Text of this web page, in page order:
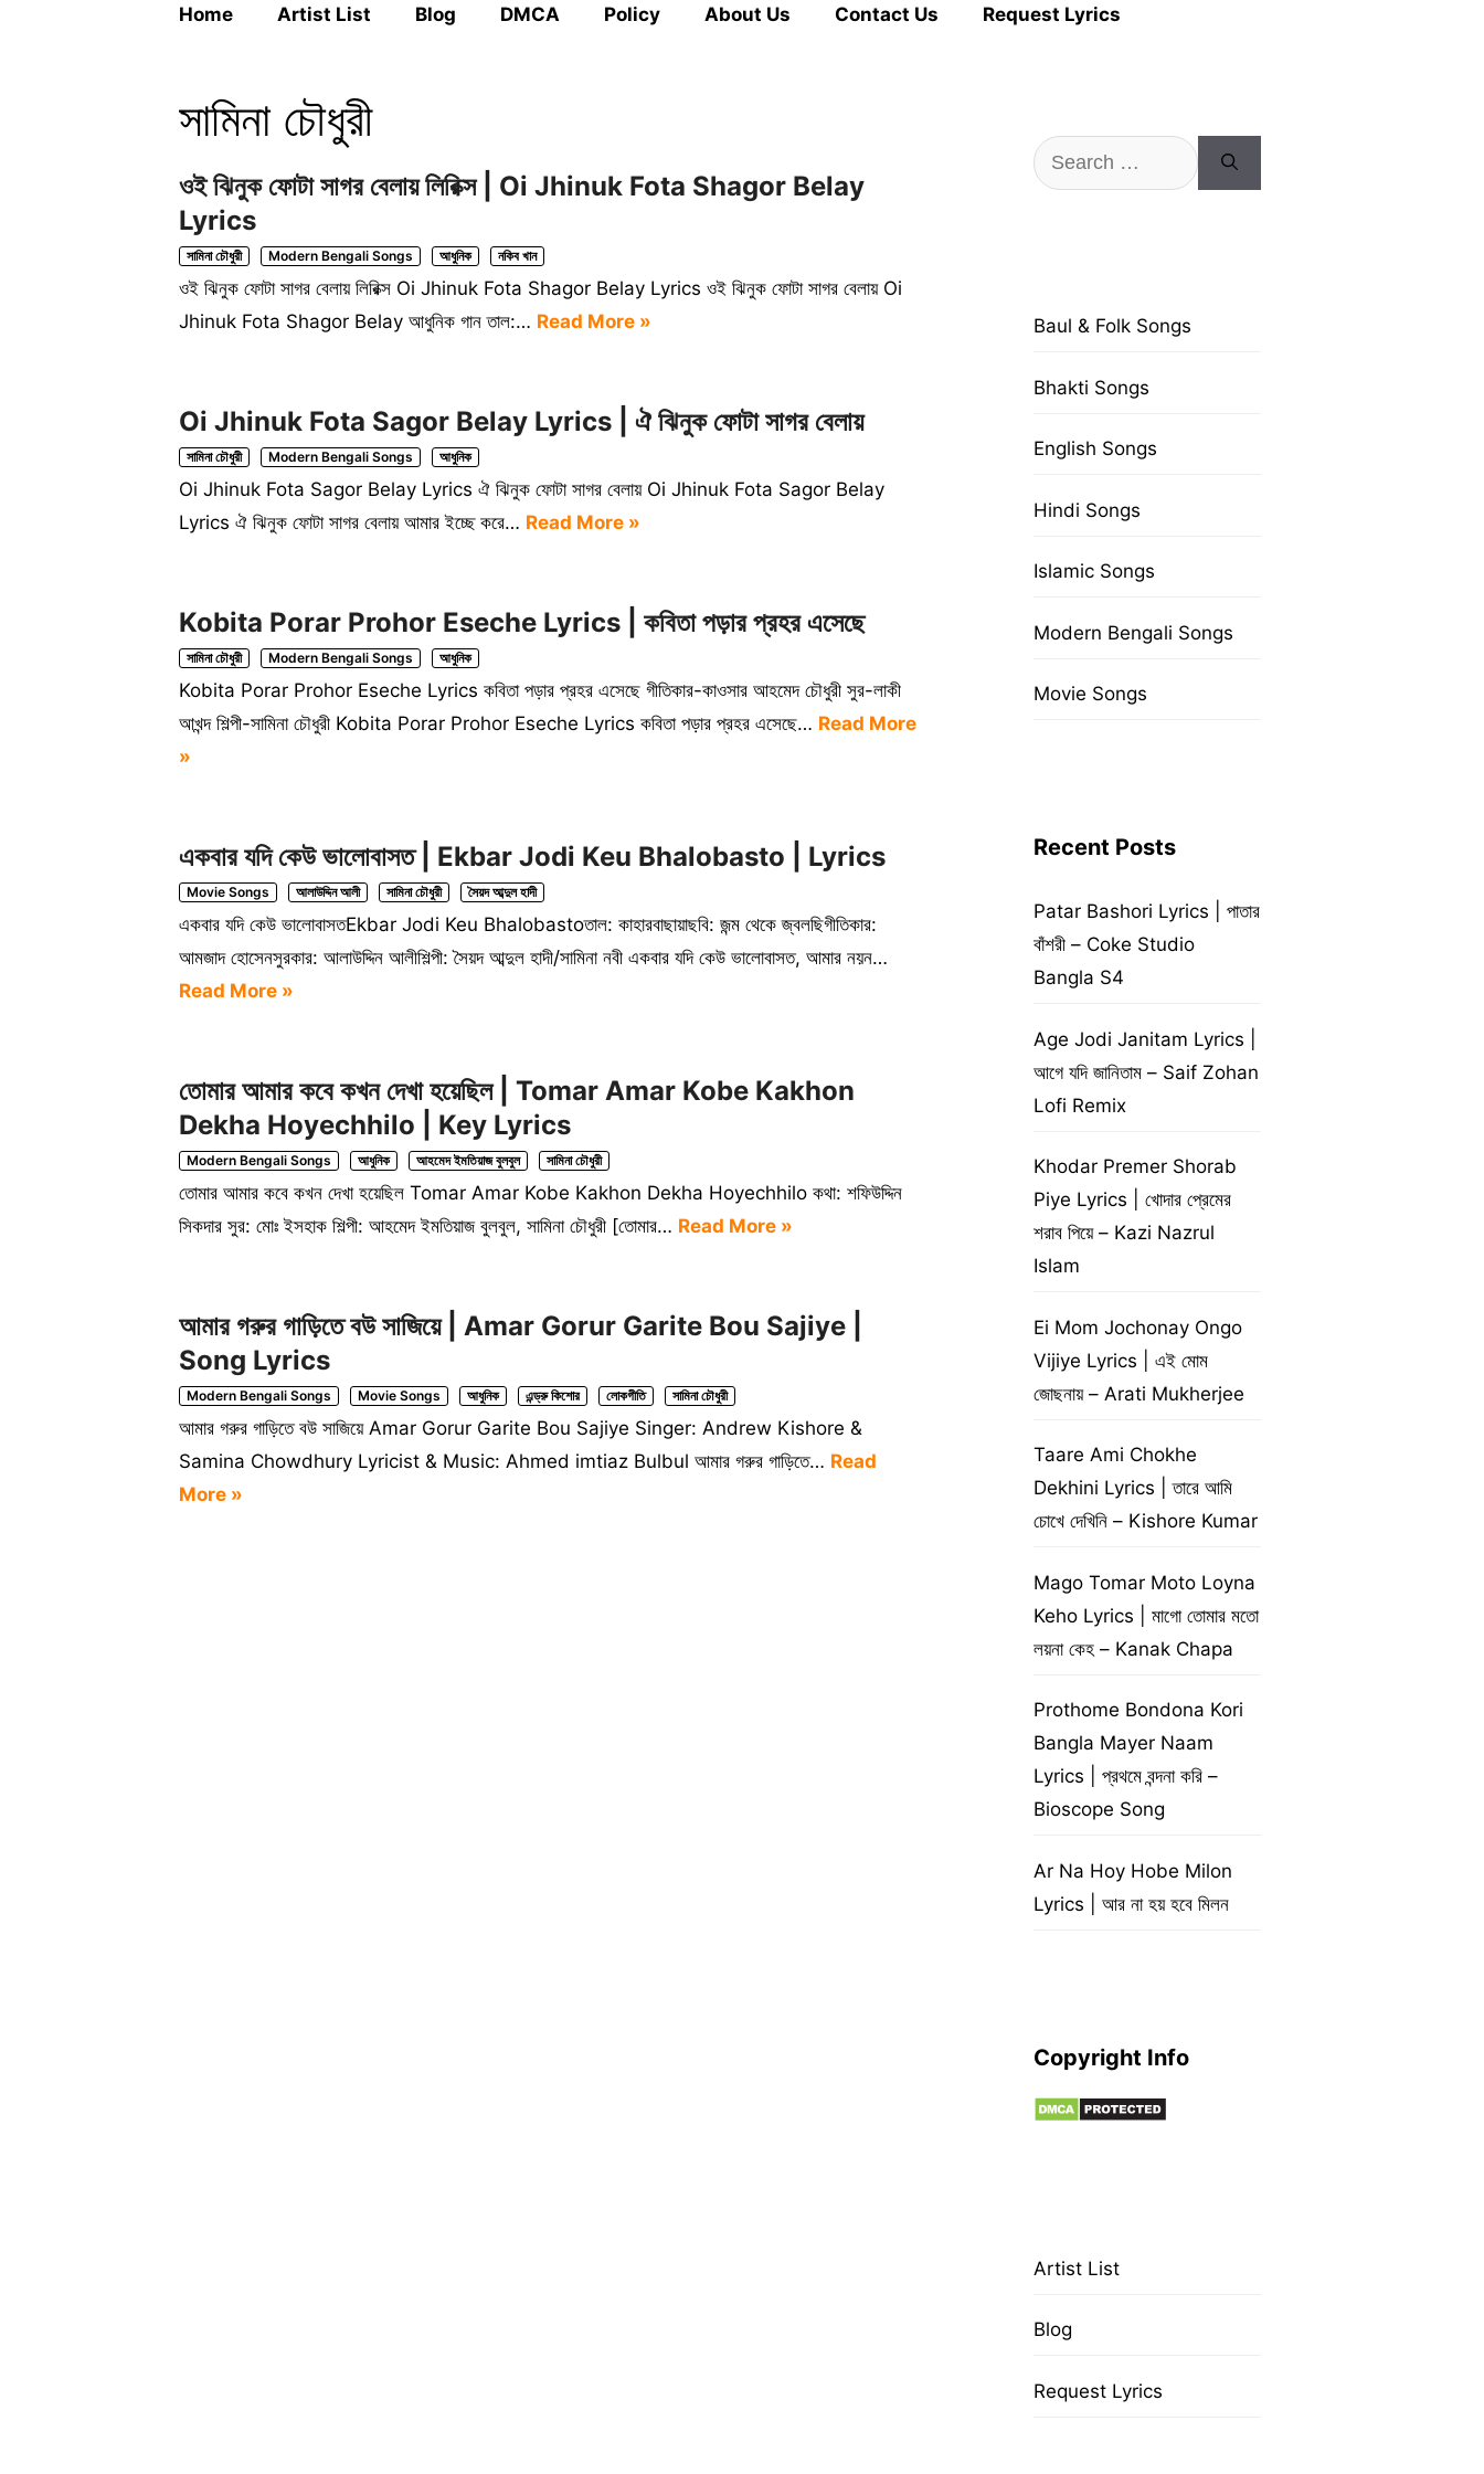
Home Artist List Blog DMCA Policy About Us Contact Us Request Lyrics
সামিনা চৌধুরী
ওই ঝিনুক ফোটা সাগর বেলায় লিরিক্স | Oi Jhinuk Fota Shagor Belay
Lyrics
সামিনা চৌধুরী Modern Bengali Songs আধুনিক নকিব খান
ওই ঝিনুক ফোটা সাগর বেলায় লিরিক্স Oi Jhinuk Fota Shagor Belay Lyrics ওই ঝিনুক ফোটা সাগর বেলায় Oi
Jhinuk Fota Shagor Belay আধুনিক গান তাল:… Read More »
Oi Jhinuk Fota Sagor Belay Lyrics | ঐ ঝিনুক ফোটা সাগর বেলায়
সামিনা চৌধুরী Modern Bengali Songs আধুনিক
Oi Jhinuk Fota Sagor Belay Lyrics ঐ ঝিনুক ফোটা সাগর বেলায় Oi Jhinuk Fota Sagor Belay
Lyrics ঐ ঝিনুক ফোটা সাগর বেলায় আমার ইচ্ছে করে… Read More »
Kobita Porar Prohor Eseche Lyrics | কবিতা পড়ার প্রহর এসেছে
সামিনা চৌধুরী Modern Bengali Songs আধুনিক
Kobita Porar Prohor Eseche Lyrics কবিতা পড়ার প্রহর এসেছে গীতিকার-কাওসার আহমেদ চৌধুরী সুর-লাকী
আখন্দ শিল্পী-সামিনা চৌধুরী Kobita Porar Prohor Eseche Lyrics কবিতা পড়ার প্রহর এসেছে… Read More
»
একবার যদি কেউ ভালোবাসত | Ekbar Jodi Keu Bhalobasto | Lyrics
Movie Songs আলাউদ্দিন আলী সামিনা চৌধুরী সৈয়দ আব্দুল হাদী
একবার যদি কেউ ভালোবাসতEkbar Jodi Keu Bhalobastoতাল: কাহারবাছায়াছবি: জন্ম থেকে জ্বলছিগীতিকার:
আমজাদ হোসেনসুরকার: আলাউদ্দিন আলীশিল্পী: সৈয়দ আব্দুল হাদী/সামিনা নবী একবার যদি কেউ ভালোবাসত, আমার নয়ন…
Read More »
তোমার আমার কবে কখন দেখা হয়েছিল | Tomar Amar Kobe Kakhon
Dekha Hoyechhilo | Key Lyrics
Modern Bengali Songs আধুনিক আহমেদ ইমতিয়াজ বুলবুল সামিনা চৌধুরী
তোমার আমার কবে কখন দেখা হয়েছিল Tomar Amar Kobe Kakhon Dekha Hoyechhilo কথা: শফিউদ্দিন
সিকদার সুর: মোঃ ইসহাক শিল্পী: আহমেদ ইমতিয়াজ বুলবুল, সামিনা চৌধুরী [তোমার… Read More »
আমার গরুর গাড়িতে বউ সাজিয়ে | Amar Gorur Garite Bou Sajiye |
Song Lyrics
Modern Bengali Songs Movie Songs আধুনিক এন্ড্রু কিশোর লোকগীতি সামিনা চৌধুরী
আমার গরুর গাড়িতে বউ সাজিয়ে Amar Gorur Garite Bou Sajiye Singer: Andrew Kishore &
Samina Chowdhury Lyricist & Music: Ahmed imtiaz Bulbul আমার গরুর গাড়িতে… Read
More »
Search
for:
Baul & Folk Songs
Bhakti Songs
English Songs
Hindi Songs
Islamic Songs
Modern Bengali Songs
Movie Songs
Recent Posts
Patar Bashori Lyrics | পাতার
বাঁশরী – Coke Studio
Bangla S4
Age Jodi Janitam Lyrics |
আগে যদি জানিতাম – Saif Zohan
Lofi Remix
Khodar Premer Shorab
Piye Lyrics | খোদার প্রেমের
শরাব পিয়ে – Kazi Nazrul
Islam
Ei Mom Jochonay Ongo
Vijiye Lyrics | এই মোম
জোছনায় – Arati Mukherjee
Taare Ami Chokhe
Dekhini Lyrics | তারে আমি
চোখে দেখিনি – Kishore Kumar
Mago Tomar Moto Loyna
Keho Lyrics | মাগো তোমার মতো
লয়না কেহ – Kanak Chapa
Prothome Bondona Kori
Bangla Mayer Naam
Lyrics | প্রথমে বন্দনা করি –
Bioscope Song
Ar Na Hoy Hobe Milon
Lyrics | আর না হয় হবে মিলন
Copyright Info
Artist List
Blog
Request Lyrics